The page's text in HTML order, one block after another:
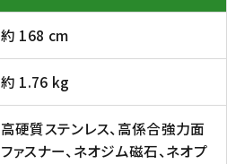
約 168 cm
約 1.76 kg
高硬質ステンレス、高係合強力面
ファスナー、ネオジム磁石、ネオプ